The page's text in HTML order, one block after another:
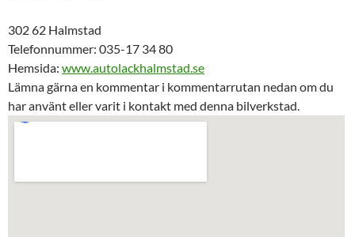
302 62 Halmstad
Telefonnummer: 035-17 34 80
Hemsida: www.autolackhalmstad.se
Lämna gärna en kommentar i kommentarrutan nedan om du
har använt eller varit i kontakt med denna bilverkstad.